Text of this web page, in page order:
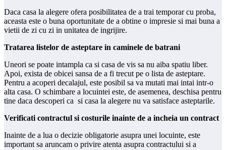
Daca casa la alegere ofera posibilitatea de a trai temporar cu proba,
aceasta este o buna oportunitate de a obtine o impresie si mai buna a
vietii de zi cu zi in unitatea de ingrijire.
Tratarea listelor de asteptare in caminele de batrani
Uneori se poate intampla ca si casa de vis sa nu aiba spatiu liber.
Apoi, exista de obicei sansa de a fi trecut pe o lista de asteptare.
Pentru a acoperi decalajul, este posibil sa va mutati mai intai intr-o
alta casa. O schimbare a locuintei este, de asemenea, deschisa pentru
tine daca descoperi ca si casa la alegere nu va satisface asteptarile.
Verificati contractul si costurile inainte de a incheia un contract
Inainte de a lua o decizie obligatorie asupra unei locuinte, este
important sa aruncam o privire atenta asupra contractului si a